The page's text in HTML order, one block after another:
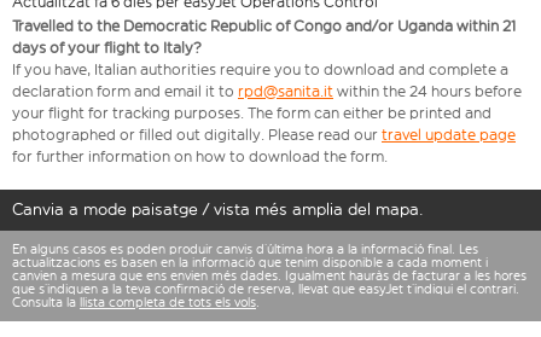
Travelled to the Democratic Republic of Congo and/or Uganda within 21
days of your flight to Italy?
If you have, Italian authorities require you to download and complete a
declaration form and email it to rpd@sanita.it within the 24 hours before
your flight for tracking purposes. The form can either be printed and
photographed or filled out digitally. Please read our travel update page
for further information on how to download the form.
Canvia a mode paisatge / vista més amplia del mapa.
En alguns casos es poden produir canvis d’última hora a la informació final. Les
actualitzacions es basen en la informació que tenim disponible a cada moment i
canvien a mesura que ens envien més dades. Igualment hauràs de facturar a les hores
que s’indiquen a la teva confirmació de reserva, llevat que easyJet t’indiqui el contrari.
Consulta la llista completa de tots els vols.